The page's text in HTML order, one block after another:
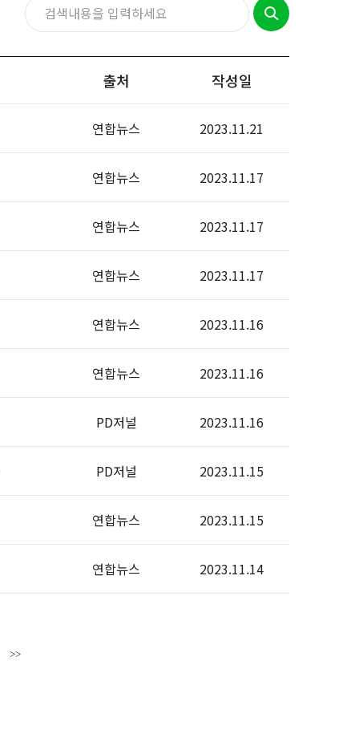
출처 작성일
연합뉴스 2023.11.21
연합뉴스 2023.11.17
연합뉴스 2023.11.17
연합뉴스 2023.11.17
연합뉴스 2023.11.16
연합뉴스 2023.11.16
PD저널 2023.11.16
PD저널 2023.11.15
연합뉴스 2023.11.15
연합뉴스 2023.11.14